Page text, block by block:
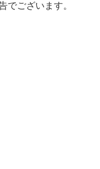
でございます。